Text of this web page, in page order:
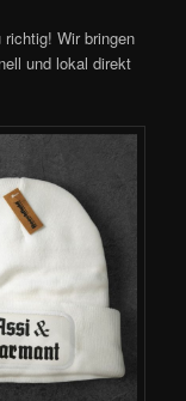
richtig! Wir bringen
und lokal direkt